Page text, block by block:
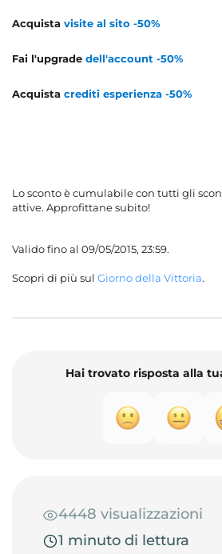
Acquista visite al sito -50%
Fai l'upgrade dell'account -50%
Acquista crediti esperienza -50%
Lo sconto è cumulabile con tutti gli
attive. Approfittane subito!
Valido fino al 09/05/2015, 23:59.
Scopri di più sul Giorno della Vittoria.
Hai trovato risposta alla
4448 visualizzazioni
1 minuto di lettura